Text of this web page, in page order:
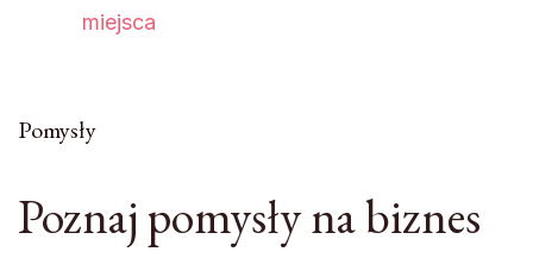
miejsca
Pomysły
Poznaj pomysły na biznes